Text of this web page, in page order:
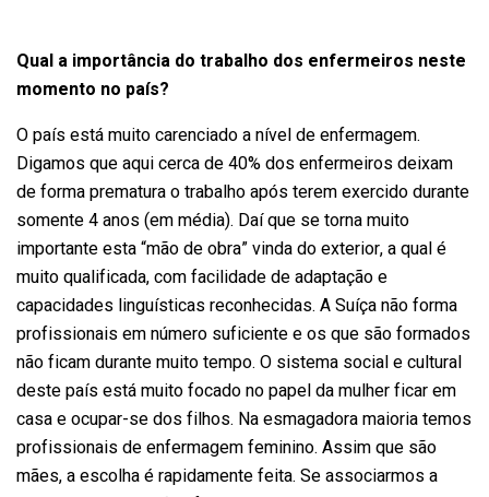
Qual a importância do trabalho dos enfermeiros neste
momento no país?
O país está muito carenciado a nível de enfermagem.
Digamos que aqui cerca de 40% dos enfermeiros deixam
de forma prematura o trabalho após terem exercido durante
somente 4 anos (em média). Daí que se torna muito
importante esta “mão de obra” vinda do exterior, a qual é
muito qualificada, com facilidade de adaptação e
capacidades linguísticas reconhecidas. A Suíça não forma
profissionais em número suficiente e os que são formados
não ficam durante muito tempo. O sistema social e cultural
deste país está muito focado no papel da mulher ficar em
casa e ocupar-se dos filhos. Na esmagadora maioria temos
profissionais de enfermagem feminino. Assim que são
mães, a escolha é rapidamente feita. Se associarmos a